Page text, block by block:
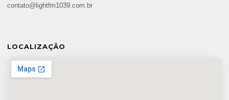
contato@lightfm1039.com.br
LOCALIZAÇÃO